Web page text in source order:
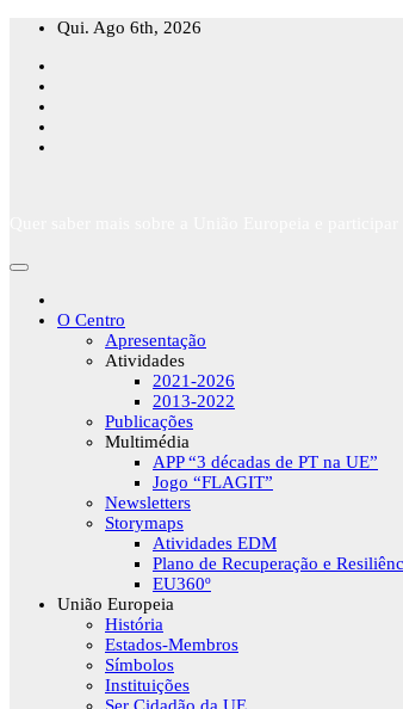
Skip
content
Qui. Ago 6th, 2026
O Centro
Apresentação
Atividades
2021-2026
2013-2022
Publicações
Multimédia
APP “3 décadas de PT na UE”
Jogo “FLAGIT”
Newsletters
Storymaps
Atividades EDM
Plano de Recuperação e
EU360º
União Europeia
História
Estados-Membros
Símbolos
Instituições